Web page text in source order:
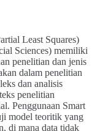
Least Squares)
Sciences) memiliki
penelitian dan jenis
dalam penelitian
dan analisis
penelitian
Penggunaan Smart
model teoritik yang
di mana data tidak